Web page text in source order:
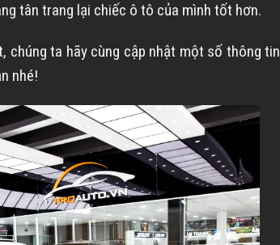
tân trang lại chiếc ô tô của mình tốt hơn.
chúng ta hãy cùng cập nhật một số thông tin
nhé!